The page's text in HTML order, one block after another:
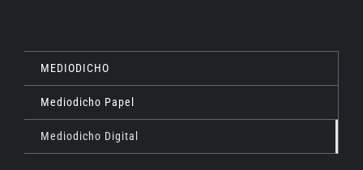
MEDIODICHO
Mediodicho Papel
Mediodicho Digital